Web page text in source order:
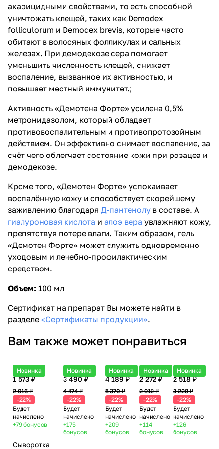
акарицидными свойствами, то есть способной
уничтожать клещей, таких как Demodex
folliculorum и Demodex brevis, которые часто
обитают в волосяных фолликулах и сальных
железах. При демодекозе сера помогает
уменьшить численность клещей, снижает
воспаление, вызванное их активностью, и
повышает местный иммунитет.;
Активность «Демотена Форте» усилена 0,5%
метронидазолом, который обладает
противовоспалительным и противопротозойным
действием. Он эффективно снимает воспаление, за
счёт чего облегчает состояние кожи при розацеа и
демодекозе.
Кроме того, «Демотен Форте» успокаивает
воспалённую кожу и способствует скорейшему
заживлению благодаря Д-пантенолу в составе. А
гиалуроновая кислота и алоэ вера увлажняют кожу,
препятствуя потере влаги. Таким образом, гель
«Демотен Форте» может служить одновременно
уходовым и лечебно-профилактическим
средством.
Объем: 100 мл
Сертификат на препарат Вы можете найти в
разделе «Сертификаты продукции».
Вам также может понравиться
Новинка
1 573 ₽
2 016 ₽
-22%
Будет
начислено
+79 бонусов
Сыворотка
Новинка
3 490 ₽
4 474 ₽
-22%
Будет
начислено
+175
бонусов
Новинка
4 189 ₽
5 370 ₽
-22%
Будет
начислено
+209
бонусов
Новинка
2 272 ₽
2 912 ₽
-22%
Будет
начислено
+114
бонусов
Новинка
2 518 ₽
3 228 ₽
-22%
Будет
начислено
+126
бонусов